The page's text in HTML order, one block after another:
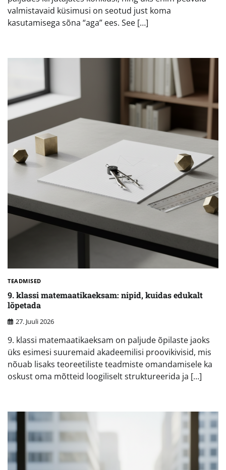
valmistavaid küsimusi on seotud just koma
kasutamisega sõna “aga” ees. See […]
TEADMISED
9. klassi matemaatikaeksam: nipid, kuidas edukalt
lõpetada
27. Juuli 2026
9. klassi matemaatikaeksam on paljude õpilaste jaoks
üks esimesi suuremaid akadeemilisi proovikivisid, mis
nõuab lisaks teoreetiliste teadmiste omandamisele ka
oskust oma mõtteid loogiliselt struktureerida ja […]